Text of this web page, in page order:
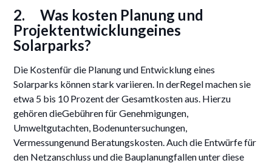
2. Was kosten Planung und
Projektentwicklungeines
Solarparks?
Die Kostenfür die Planung und Entwicklung eines
Solarparks können stark variieren. In derRegel machen sie
etwa 5 bis 10 Prozent der Gesamtkosten aus. Hierzu
gehören dieGebühren für Genehmigungen,
Umweltgutachten, Bodenuntersuchungen,
Vermessungenund Beratungskosten. Auch die Entwürfe für
den Netzanschluss und die Bauplanungfallen unter diese